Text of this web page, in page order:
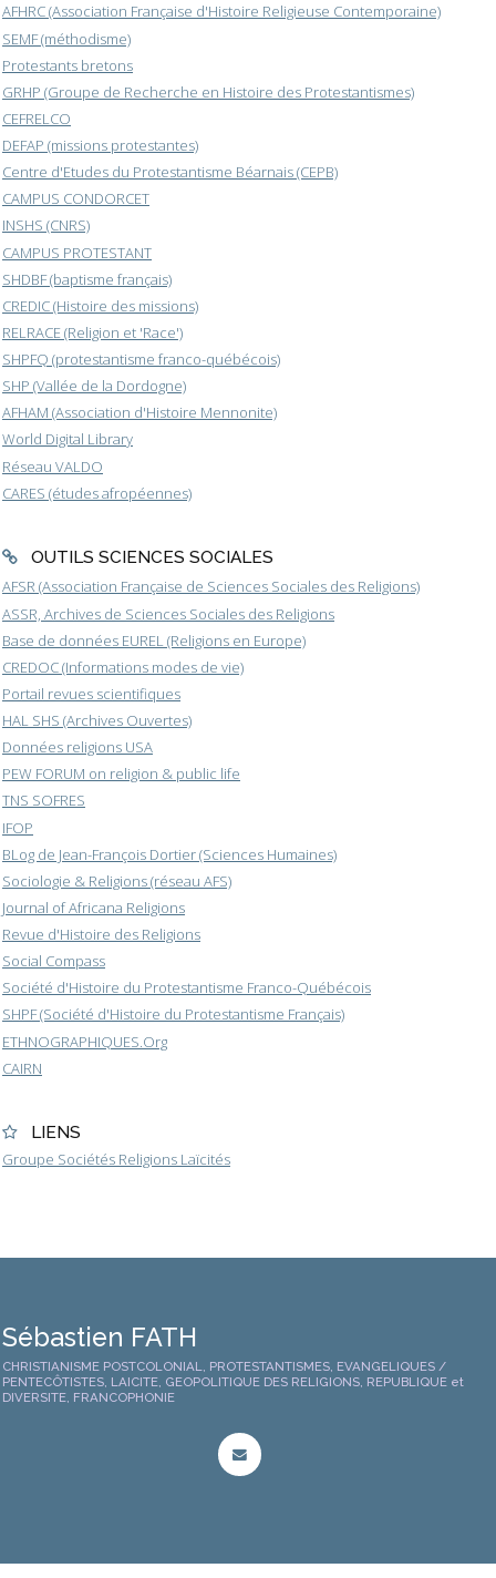
AFHRC (Association Française d'Histoire Religieuse Contemporaine)
SEMF (méthodisme)
Protestants bretons
GRHP (Groupe de Recherche en Histoire des Protestantismes)
CEFRELCO
DEFAP (missions protestantes)
Centre d'Etudes du Protestantisme Béarnais (CEPB)
CAMPUS CONDORCET
INSHS (CNRS)
CAMPUS PROTESTANT
SHDBF (baptisme français)
CREDIC (Histoire des missions)
RELRACE (Religion et 'Race')
SHPFQ (protestantisme franco-québécois)
SHP (Vallée de la Dordogne)
AFHAM (Association d'Histoire Mennonite)
World Digital Library
Réseau VALDO
CARES (études afropéennes)
OUTILS SCIENCES SOCIALES
AFSR (Association Française de Sciences Sociales des Religions)
ASSR, Archives de Sciences Sociales des Religions
Base de données EUREL (Religions en Europe)
CREDOC (Informations modes de vie)
Portail revues scientifiques
HAL SHS (Archives Ouvertes)
Données religions USA
PEW FORUM on religion & public life
TNS SOFRES
IFOP
BLog de Jean-François Dortier (Sciences Humaines)
Sociologie & Religions (réseau AFS)
Journal of Africana Religions
Revue d'Histoire des Religions
Social Compass
Société d'Histoire du Protestantisme Franco-Québécois
SHPF (Société d'Histoire du Protestantisme Français)
ETHNOGRAPHIQUES.Org
CAIRN
LIENS
Groupe Sociétés Religions Laïcités
Sébastien FATH
CHRISTIANISME POSTCOLONIAL, PROTESTANTISMES, EVANGELIQUES /
PENTECÔTISTES, LAICITE, GEOPOLITIQUE DES RELIGIONS, REPUBLIQUE et
DIVERSITE, FRANCOPHONIE